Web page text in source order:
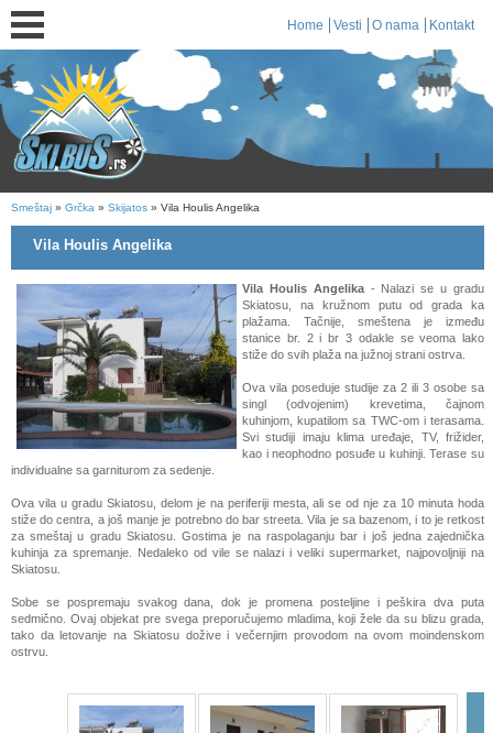
Home Vesti O nama Kontakt
Smeštaj » Grčka » Skijatos » Vila Houlis Angelika
Vila Houlis Angelika
Vila Houlis Angelika- Nalazi se u gradu
Skiatosu, na kružnom putu od grada ka
plažama. Tačnije, smeštena je između
stanice br. 2 i br 3 odakle se veoma lako
stiže do svih plaža na južnoj strani ostrva.
Ova vila poseduje studije za 2 ili 3 osobe sa
singl (odvojenim) krevetima, čajnom
kuhinjom, kupatilom sa TWC-om i terasama.
Svi studiji imaju klima uređaje, TV, frižider,
kao i neophodno posuđe u kuhinji. Terase su
individualne sa garniturom za sedenje.
Ova vila u gradu Skiatosu, delom je na periferiji mesta, ali se od nje za 10 minuta hoda
stiže do centra, a još manje je potrebno do bar streeta. Vila je sa bazenom, i to je retkost
za smeštaj u gradu Skiatosu. Gostima je na raspolaganju bar i još jedna zajednička
kuhinja za spremanje. Nedaleko od vile se nalazi i veliki supermarket, najpovoljniji na
Skiatosu.
Sobe se pospremaju svakog dana, dok je promena posteljine i peškira dva puta
sedmično. Ovaj objekat pre svega preporučujemo mladima, koji žele da su blizu grada,
tako da letovanje na Skiatosu dožive i večernjim provodom na ovom moindenskom
ostrvu.